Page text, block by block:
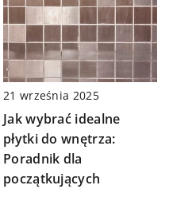
21 września 2025
Jak wybrać idealne
płytki do wnętrza:
Poradnik dla
początkujących